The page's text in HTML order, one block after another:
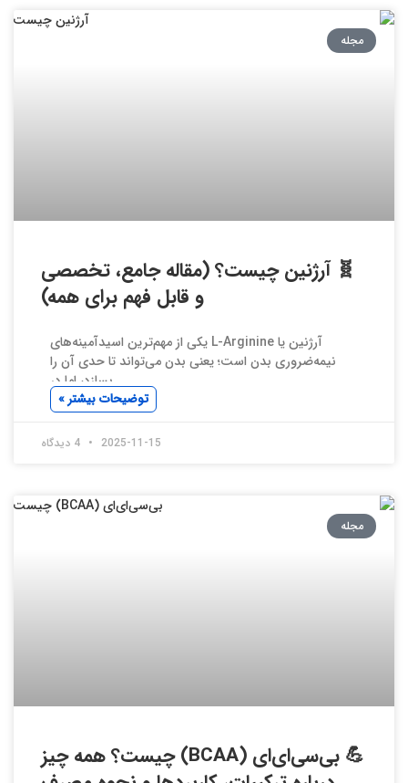
مجله
🧬 آرژنین چیست؟ (مقاله جامع، تخصصی
و قابل فهم برای همه)
آرژنین یا L-Arginine یکی از مهم‌ترین اسیدآمینه‌های
نیمه‌ضروری بدن است؛ یعنی بدن می‌تواند تا حدی آن را
بسازد، اما در
توضیحات بیشتر »
2025-11-15
مجله
💪 بی‌سی‌ای‌ای (BCAA) چیست؟ همه چیز